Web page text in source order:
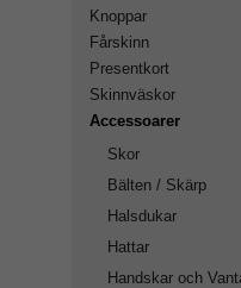
Knoppar
Fårskinn
Presentkort
Skinnväskor
Accessoarer
Skor
Bälten / Skärp
Halsdukar
Hattar
Handskar och